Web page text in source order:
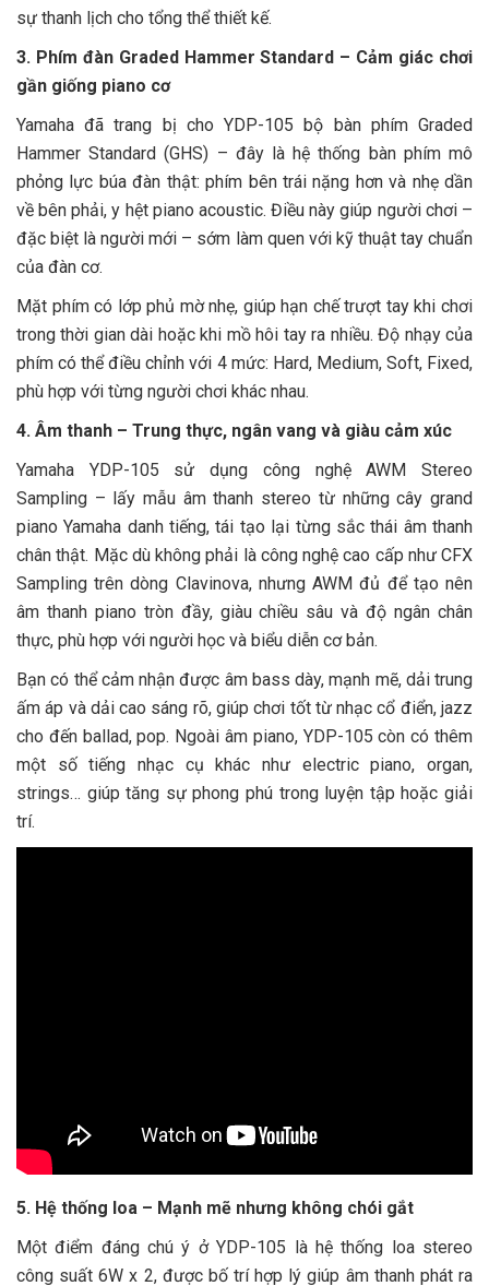
sự thanh lịch cho tổng thể thiết kế.
3. Phím đàn Graded Hammer Standard – Cảm giác chơi
gần giống piano cơ
Yamaha đã trang bị cho YDP-105 bộ bàn phím Graded
Hammer Standard (GHS) – đây là hệ thống bàn phím mô
phỏng lực búa đàn thật: phím bên trái nặng hơn và nhẹ dần
về bên phải, y hệt piano acoustic. Điều này giúp người chơi –
đặc biệt là người mới – sớm làm quen với kỹ thuật tay chuẩn
của đàn cơ.
Mặt phím có lớp phủ mờ nhẹ, giúp hạn chế trượt tay khi chơi
trong thời gian dài hoặc khi mồ hôi tay ra nhiều. Độ nhạy của
phím có thể điều chỉnh với 4 mức: Hard, Medium, Soft, Fixed,
phù hợp với từng người chơi khác nhau.
4. Âm thanh – Trung thực, ngân vang và giàu cảm xúc
Yamaha YDP-105 sử dụng công nghệ AWM Stereo
Sampling – lấy mẫu âm thanh stereo từ những cây grand
piano Yamaha danh tiếng, tái tạo lại từng sắc thái âm thanh
chân thật. Mặc dù không phải là công nghệ cao cấp như CFX
Sampling trên dòng Clavinova, nhưng AWM đủ để tạo nên
âm thanh piano tròn đầy, giàu chiều sâu và độ ngân chân
thực, phù hợp với người học và biểu diễn cơ bản.
Bạn có thể cảm nhận được âm bass dày, mạnh mẽ, dải trung
ấm áp và dải cao sáng rõ, giúp chơi tốt từ nhạc cổ điển, jazz
cho đến ballad, pop. Ngoài âm piano, YDP-105 còn có thêm
một số tiếng nhạc cụ khác như electric piano, organ,
strings… giúp tăng sự phong phú trong luyện tập hoặc giải
trí.
5. Hệ thống loa – Mạnh mẽ nhưng không chói gắt
Một điểm đáng chú ý ở YDP-105 là hệ thống loa stereo
công suất 6W x 2, được bố trí hợp lý giúp âm thanh phát ra